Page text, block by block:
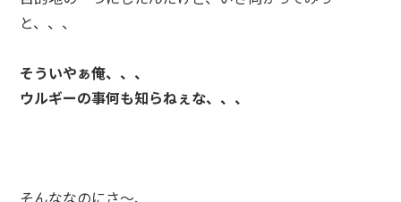
と、、、
そういやぁ俺、、、
ウルギーの事何も知らねぇな、、、
そんななのにさ～、